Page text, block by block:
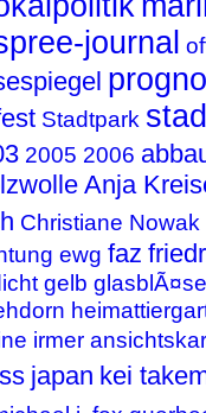
journal
Stadtpark
2005 2006
Anja
Christiane Nowak
ewg faz
gelb
irmer
japan kei